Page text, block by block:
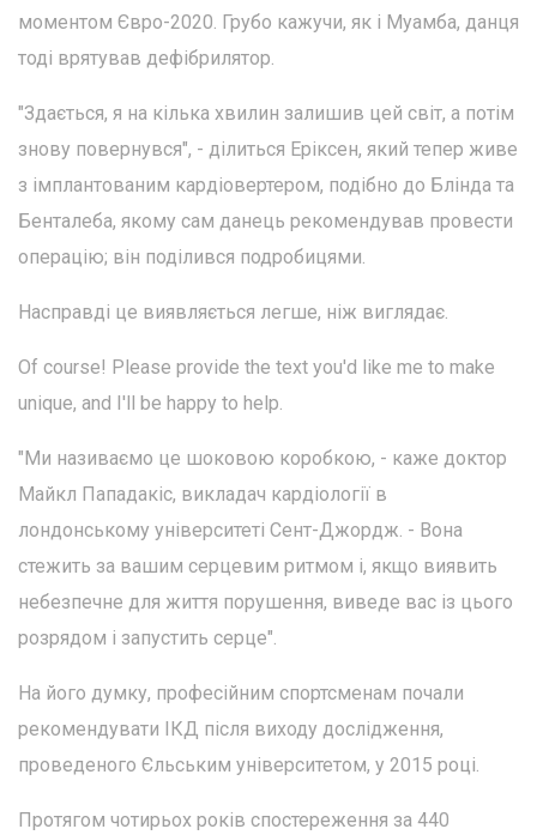
моментом Євро-2020. Грубо кажучи, як і Муамба, данця
тоді врятував дефібрилятор.
"Здається, я на кілька хвилин залишив цей світ, а потім
знову повернувся", - ділиться Еріксен, який тепер живе
з імплантованим кардіовертером, подібно до Блінда та
Бенталеба, якому сам данець рекомендував провести
операцію; він поділився подробицями.
Насправді це виявляється легше, ніж виглядає.
Of course! Please provide the text you'd like me to make
unique, and I'll be happy to help.
"Ми називаємо це шоковою коробкою, - каже доктор
Майкл Пападакіс, викладач кардіології в
лондонському університеті Сент-Джордж. - Вона
стежить за вашим серцевим ритмом і, якщо виявить
небезпечне для життя порушення, виведе вас із цього
розрядом і запустить серце".
На його думку, професійним спортсменам почали
рекомендувати ІКД після виходу дослідження,
проведеного Єльським університетом, у 2015 році.
Протягом чотирьох років спостереження за 440